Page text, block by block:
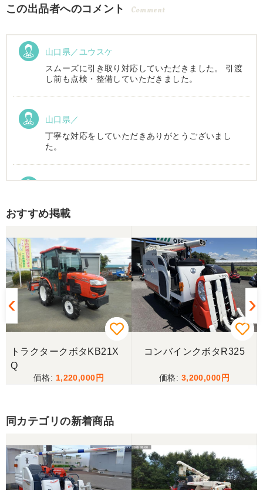
この出品者へのコメント Comment
山口県／ユウスケ
スムーズに引き取り対応していただきました。 引渡
し前も点検・整備していただきました。
山口県／
丁寧な対応をしていただきありがとうございまし
た。
いただき満足しています。
山口県／倉成 信之
迅速丁寧な対応ありがとうございました。また機会
がありましたらジャパンカップでご一緒しましょ
う。
山口県／倉成 信之
配送料も安くしていただきありがとうございまし
なかなか程度の良いものだったのでよかったです。
いろいろありがとうございました。 大事に使ってお
山口県／
おすすめ掲載
トラクタークボタKB21X
Q
1,220,000
コンバインクボタR325
3,200,000
同カテゴリの新着商品